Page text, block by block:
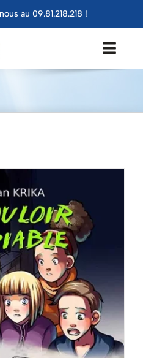
au 09.81.218.218 !